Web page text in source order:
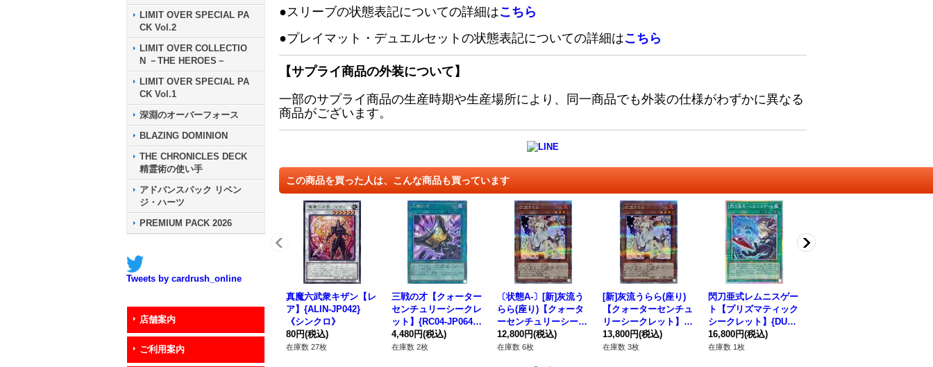
LIMIT OVER SPECIAL PA
CK Vol.2
LIMIT OVER COLLECTIO
N －THE HEROES－
LIMIT OVER SPECIAL PA
CK Vol.1
深淵のオーバーフォース
BLAZING DOMINION
THE CHRONICLES DECK
精霊術の使い手
アドバンスパック リベン
ジ・ハーツ
PREMIUM PACK 2026
Tweets by cardrush_online
店舗案内
ご利用案内
●スリーブの状態表記についての詳細はこちら
●プレイマット・デュエルセットの状態表記についての詳細はこちら
【サプライ商品の外装について】
一部のサプライ商品の生産時期や生産場所により、同一商品でも外装の仕様がわずかに異なる
商品がございます。
この商品を買った人は、こんな商品も買っています
真魔六武衆キザン【レ
ア】{ALIN-JP042}
《シンクロ》
80円(税込)
在庫数 27枚
三戦の才【クォーター
センチュリーシークレ
ット】{RC04-JP064}
《魔法》
4,480円(税込)
在庫数 2枚
〔状態A-〕[新]灰流う
らら(座り)【クォータ
ーセンチュリーシーク
レット】{QCAC-JP05
0}《モンスター》
12,800円(税込)
在庫数 6枚
[新]灰流うらら(座り)
【クォーターセンチュ
リーシークレット】{Q
CAC-JP050}《モンス
ター》
13,800円(税込)
在庫数 3枚
閃刀亜式レムニスゲー
ト【プリズマティック
シークレット】{DUAD
-JP069}《魔法》
16,800円(税込)
在庫数 1枚